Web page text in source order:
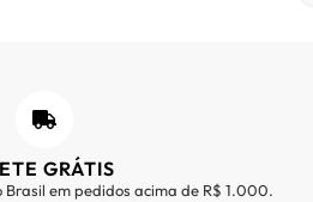
GRÁTIS
em pedidos acima de R$ 1.000.